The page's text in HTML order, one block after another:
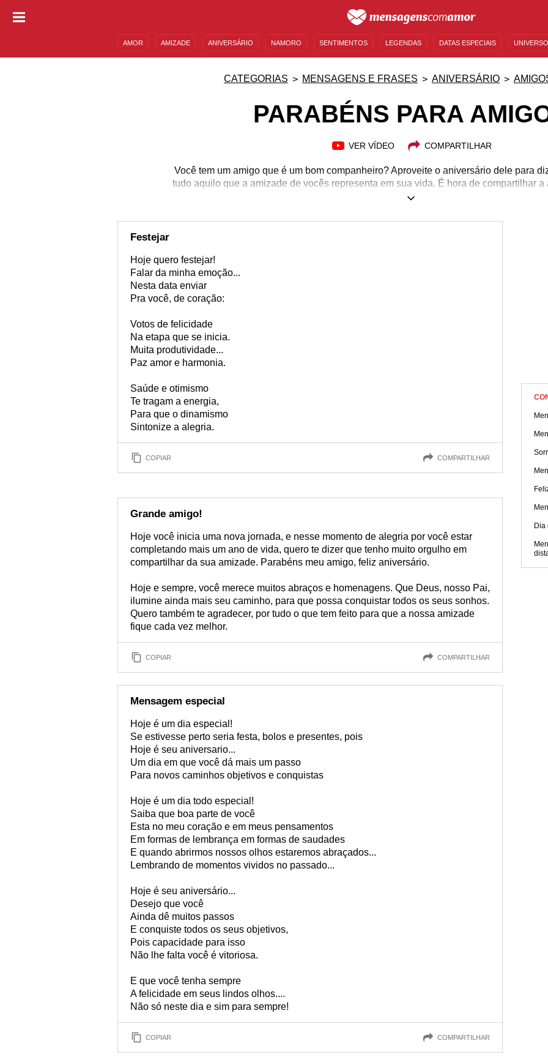
AMOR AMIZADE ANIVERSÁRIO NAMORO SENTIMENTOS LEGENDAS DATAS ESPECIAIS
CATEGORIAS MENSAGENS E FRASES ANIVERSÁRIO
PARABÉNS PARA
VER VÍDEO COMPARTILHAR
Você tem um amigo que é um bom companheiro? Aproveite o aniversário dele para
tudo aquilo que a amizade de vocês representa em sua vida. É hora de compartilhar
de ter uma bela amizade!
Festejar
Hoje quero festejar!
Falar da minha emoção...
Nesta data enviar
Pra você, de coração:
Votos de felicidade
Na etapa que se inicia.
Muita produtividade...
Paz amor e harmonia.
Saúde e otimismo
Te tragam a energia,
Para que o dinamismo
Sintonize a alegria.
COPIAR COMPARTILHAR
Grande amigo!
Hoje você inicia uma nova jornada, e nesse momento de alegria por você estar
completando mais um ano de vida, quero te dizer que tenho muito orgulho em
compartilhar da sua amizade. Parabéns meu amigo, feliz aniversário.
Hoje e sempre, você merece muitos abraços e homenagens. Que Deus, nosso Pai,
ilumine ainda mais seu caminho, para que possa conquistar todos os seus sonhos.
Quero também te agradecer, por tudo o que tem feito para que a nossa amizade
fique cada vez melhor.
COPIAR COMPARTILHAR
Mensagem especial
Hoje é um dia especial!
Se estivesse perto seria festa, bolos e presentes, pois
Hoje é seu aniversario...
Um dia em que você dá mais um passo
Para novos caminhos objetivos e conquistas
Hoje é um dia todo especial!
Saiba que boa parte de você
Esta no meu coração e em meus pensamentos
Em formas de lembrança em formas de saudades
E quando abrirmos nossos olhos estaremos abraçados...
Lembrando de momentos vividos no passado...
Hoje é seu aniversário...
Desejo que você
Ainda dê muitos passos
E conquiste todos os seus objetivos,
Pois capacidade para isso
Não lhe falta você é vitoriosa.
E que você tenha sempre
A felicidade em seus lindos olhos....
Não só neste dia e sim para sempre!
COPIAR COMPARTILHAR
Dia